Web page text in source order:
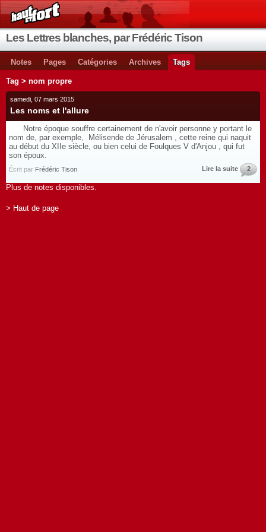
Les Lettres blanches, par Frédéric Tison
Notes Pages Catégories Archives Tags
Tag > nom propre
samedi, 07 mars 2015
Les noms et l'allure
Notre époque souffre certainement de n'avoir personne y portant le
nom de, par exemple, Mélisende de Jérusalem , cette reine qui naquit
au début du XIIe siècle, ou bien celui de Foulques V d'Anjou , qui fut
son époux.
Écrit par Frédéric Tison Lire la suite 2
Plus de notes disponibles.
> Haut de page